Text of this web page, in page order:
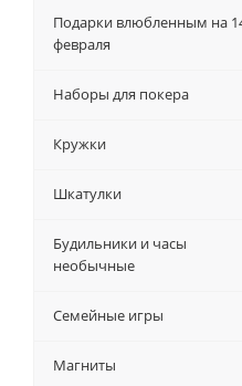
Подарки влюбленным на
февраля
Наборы для покера
Кружки
Шкатулки
Будильники и часы
необычные
Семейные игры
Магниты